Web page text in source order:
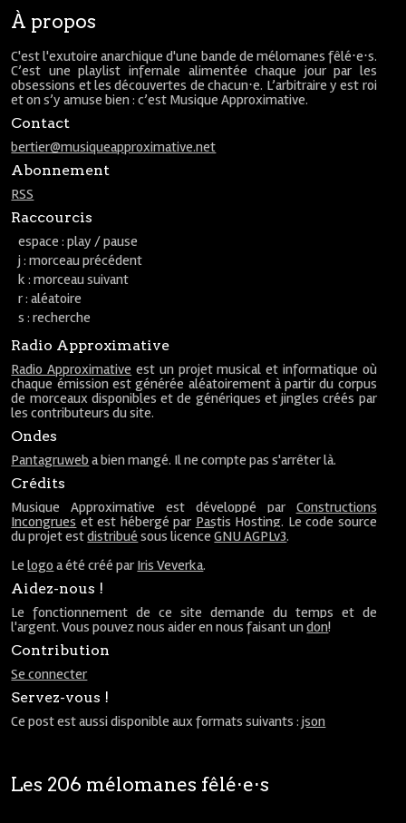
À propos
C'est l'exutoire anarchique d'une bande de mélomanes fêlé⋅e⋅s.
C’est une playlist infernale alimentée chaque jour par les
obsessions et les découvertes de chacun⋅e. L’arbitraire y est roi
et on s’y amuse bien : c’est Musique Approximative.
Contact
bertier@musiqueapproximative.net
Abonnement
RSS
Raccourcis
espace : play / pause
j : morceau précédent
k : morceau suivant
r : aléatoire
s : recherche
Radio Approximative
Radio Approximative est un projet musical et informatique où
chaque émission est générée aléatoirement à partir du corpus
de morceaux disponibles et de génériques et jingles créés par
les contributeurs du site.
Ondes
Pantagruweb a bien mangé. Il ne compte pas s'arrêter là.
Crédits
Musique Approximative est développé par Constructions
Incongrues et est hébergé par Pastis Hosting. Le code source
du projet estdistribué sous licenceGNU AGPLv3.
Lelogo a été créé par Iris Veverka.
Aidez-nous !
Le fonctionnement de ce site demande du temps et de
l'argent. Vous pouvez nous aider en nous faisant undon!
Contribution
Se connecter
Servez-vous !
Ce post est aussi disponible aux formats suivants :json
Les 206 mélomanes fêlé⋅e⋅s